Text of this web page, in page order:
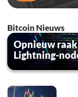
Bitcoin Nieuws
Opnieuw
Lightning-